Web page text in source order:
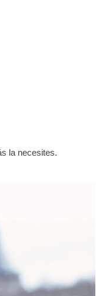
la necesites.